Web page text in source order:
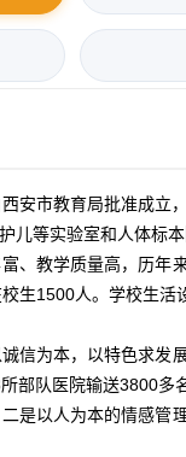
市教育局批准成立
等实验室和人体标
、教学质量高，历
生1500人。学校生
信为本，以特色求
部队医院输送3800
是以人为本的情感